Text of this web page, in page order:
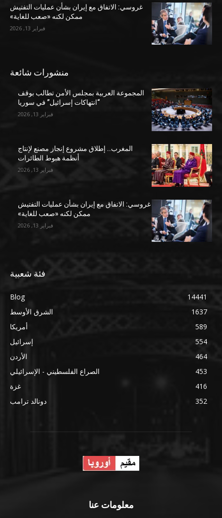
غروسي: الاتفاق مع إيران بشأن عمليات التفتيش
ممكن لكنه «صعب للغاية»
فبراير 13, 2026
منشورات شائعة
المجموعة العربية بمجلس الأمن تطالب بوقف
“انتهاكات إسرائيل” في سوريا
فبراير 13, 2026
المغرب.. إطلاق مشروع إنجاز مصنع لإنتاج
أنظمة هبوط الطائرات
فبراير 13, 2026
غروسي: الاتفاق مع إيران بشأن عمليات التفتيش
ممكن لكنه «صعب للغاية»
فبراير 13, 2026
فئة شعبية
Blog
14441
الشرق الأوسط
1637
أمريكا
589
إسرائيل
554
الأردن
464
الصراع الفلسطيني - الإسرائيلي
453
غزة
416
دونالد ترامب
352
معلومات عنا